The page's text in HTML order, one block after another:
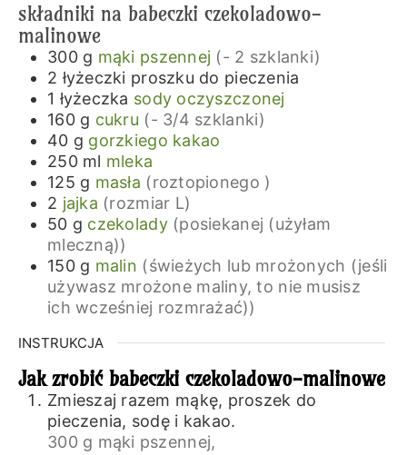
składniki na babeczki czekoladowo-
malinowe
300 g mąki pszennej (- 2 szklanki)
2 łyżeczki proszku do pieczenia
1 łyżeczka sody oczyszczonej
160 g cukru (- 3/4 szklanki)
40 g gorzkiego kakao
250 ml mleka
125 g masła (roztopionego )
2 jajka (rozmiar L)
50 g czekolady (posiekanej (użyłam
mleczną))
150 g malin (świeżych lub mrożonych (jeśli
używasz mrożone maliny, to nie musisz
ich wcześniej rozmrażać))
INSTRUKCJA
Jak zrobić babeczki czekoladowo-malinowe
Zmieszaj razem mąkę, proszek do
pieczenia, sodę i kakao.
300 g mąki pszennej,